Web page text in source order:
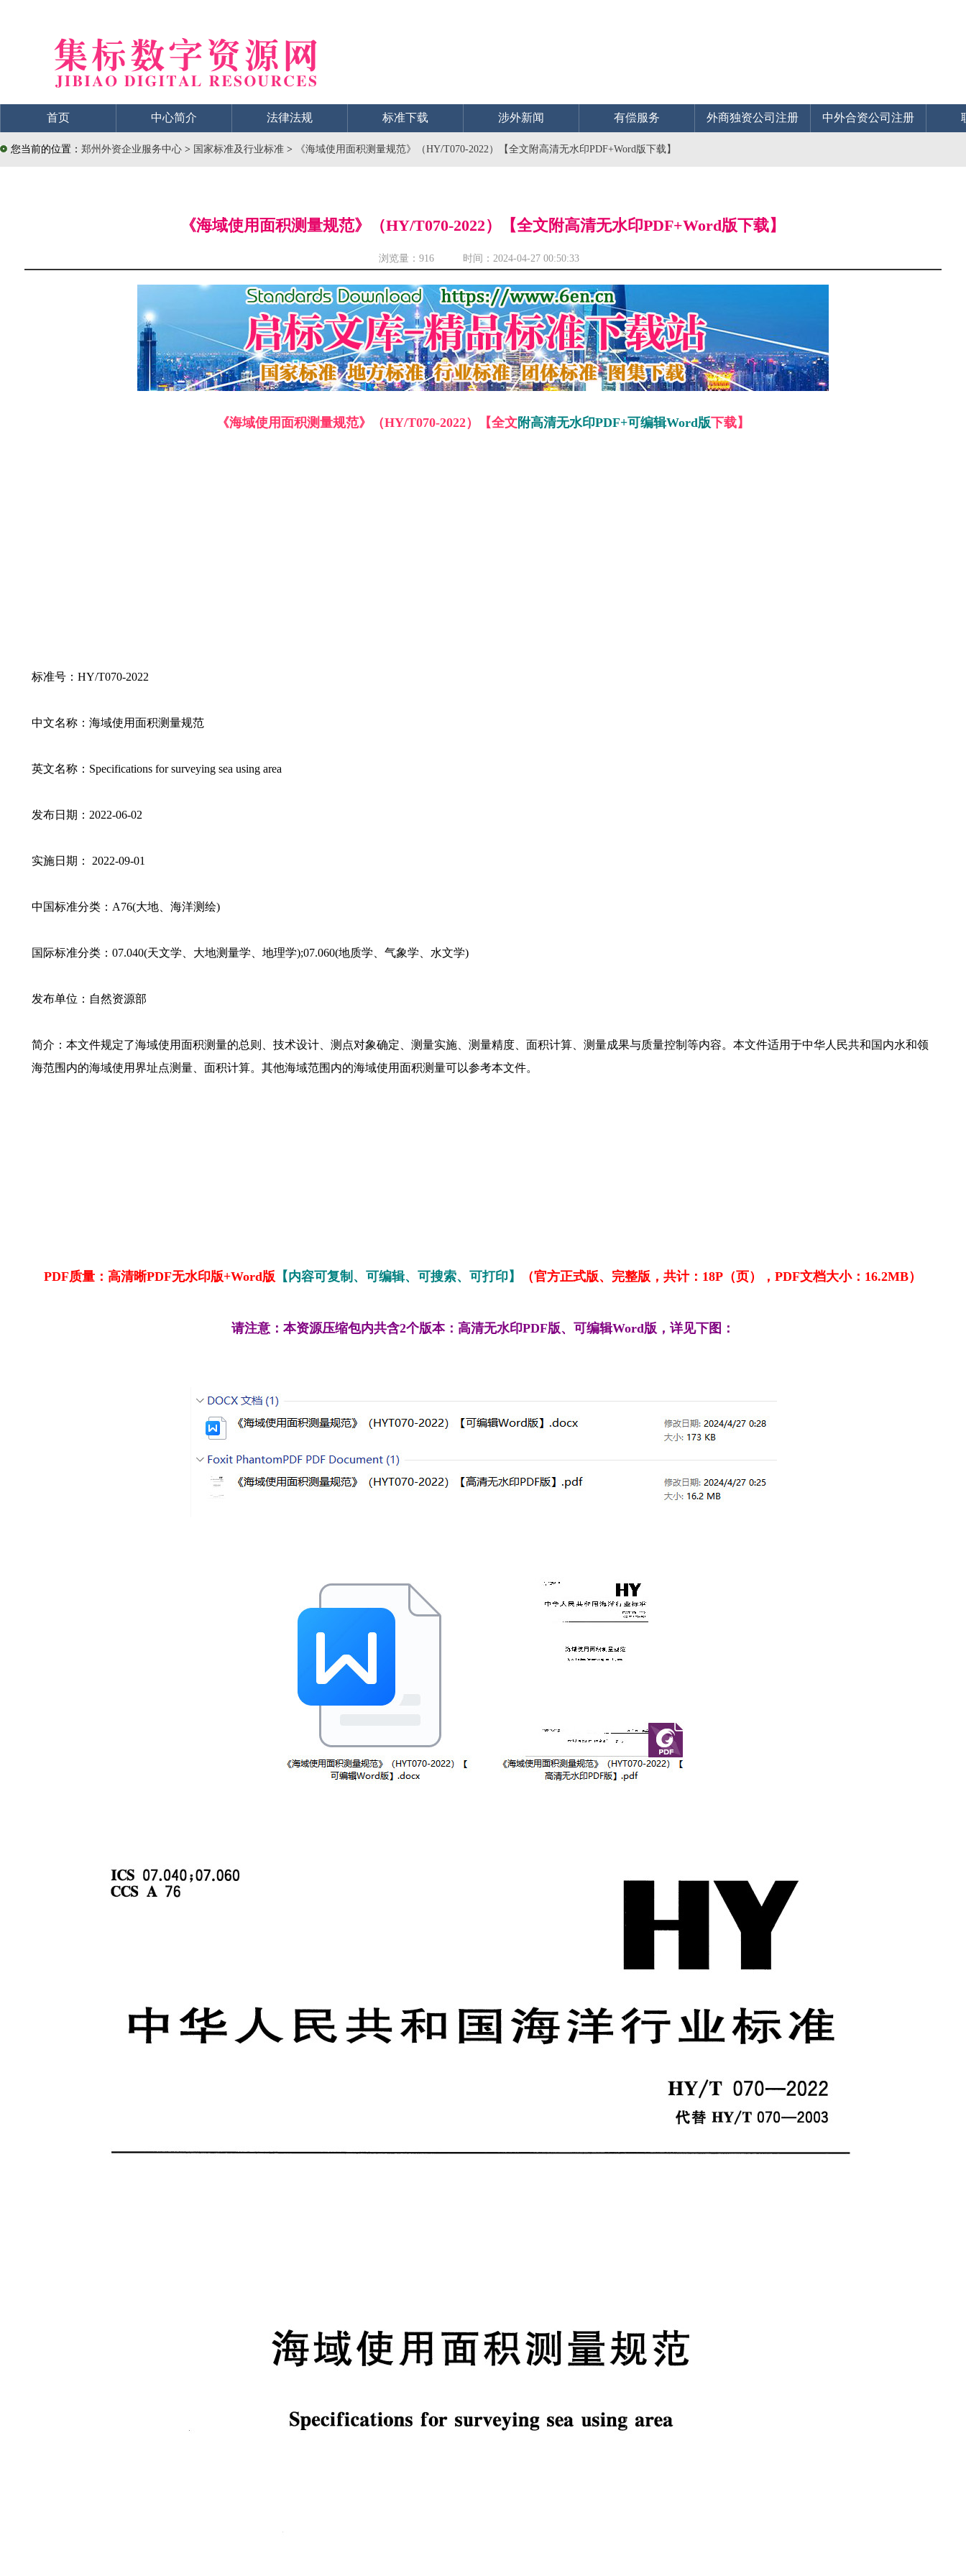
首页 中心简介 法律法规 标准下载 涉外新闻 有偿服务 外商独资公司注册 中外合资公司注册
您当前的位置： 郑州外资企业服务中心 > 国家标准及行业标准 > 《海域使用面积测量规范》（HY/T070-2022）【全文附高清无水印PDF+Word版下载】
《海域使用面积测量规范》（HY/T070-2022）【全文附高清无水印PDF+Word版下载】
浏览量：916 时间：2024-04-27 00:50:33
《海域使用面积测量规范》（HY/T070-2022）【全文附高清无水印PDF+可编辑Word版下载】
标准号：HY/T070-2022
中文名称：海域使用面积测量规范
英文名称：Specifications for surveying sea using area
发布日期：2022-06-02
实施日期： 2022-09-01
中国标准分类：A76(大地、海洋测绘)
国际标准分类：07.040(天文学、大地测量学、地理学);07.060(地质学、气象学、水文学)
发布单位：自然资源部
简介：本文件规定了海域使用面积测量的总则、技术设计、测点对象确定、测量实施、测量精度、面积计算、测量成果与质量控制等内容。本文件适用于中华人民共和国内水和领
海范围内的海域使用界址点测量、面积计算。其他海域范围内的海域使用面积测量可以参考本文件。
PDF质量：高清晰PDF无水印版+Word版 【内容可复制、可编辑、可搜索、可打印】 （官方正式版、完整版，共计：18P（页），PDF文档大小：16.2MB）
请注意：本资源压缩包内共含2个版本：高清无水印PDF版、可编辑Word版，详见下图：